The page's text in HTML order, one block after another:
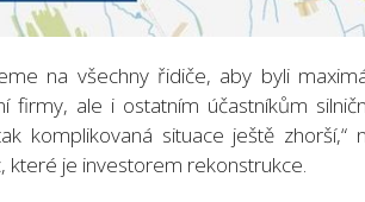
na všechny řidiče, aby byli
firmy, ale i ostatním účastníkům
komplikovaná situace ještě zhorší,“
které je investorem rekonstrukce.